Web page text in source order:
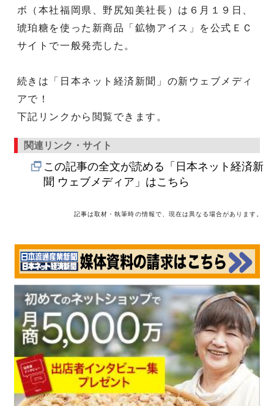
ボ（本社福岡県、野尻知美社長）は６月１９日、
琥珀糖を使った新商品「鉱物アイス」を公式ＥＣ
サイトで一般発売した。
続きは「日本ネット経済新聞」の新ウェブメディ
アで！
下記リンクから閲覧できます。
関連リンク・サイト
この記事の全文が読める「日本ネット経済新
聞 ウェブメディア」はこちら
記事は取材・執筆時の情報で、現在は異なる場合があります。